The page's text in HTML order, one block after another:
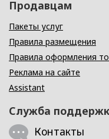
Продавцам
Пакеты услуг
Правила размещения
Правила оформления
Реклама на сайте
Assistant
Служба
Контакты